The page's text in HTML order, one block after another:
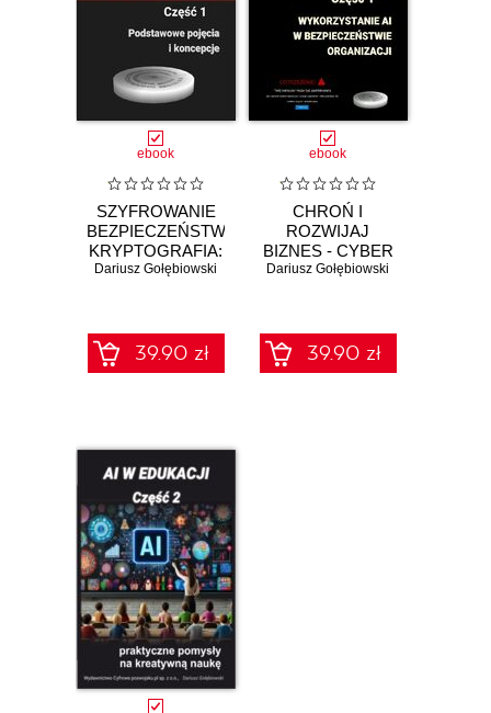
ebook
SZYFROWANIE
BEZPIECZEŃSTWO
KRYPTOGRAFIA:
CZĘŚĆ 1
Dariusz Gołębiowski
39.90 zł
ebook
CHROŃ I
ROZWIJAJ
BIZNES - CYBER
AI Część 1
organizacji
Dariusz Gołębiowski
39.90 zł